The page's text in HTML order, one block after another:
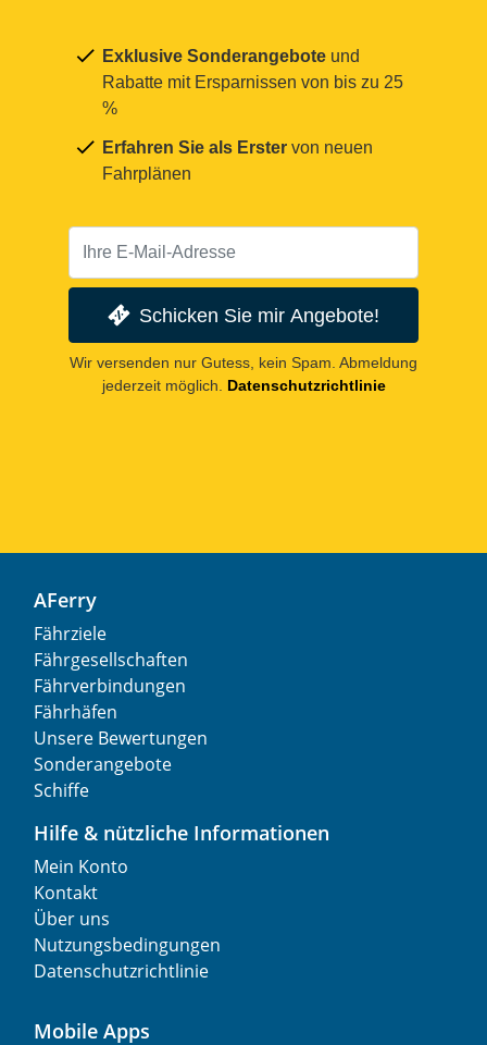
Exklusive Sonderangebote und
Rabatte mit Ersparnissen von bis zu 25
%
Erfahren Sie als Erster von neuen
Fahrplänen
Schicken Sie mir Angebote!
Wir versenden nur Gutess, kein Spam. Abmeldung
jederzeit möglich. Datenschutzrichtlinie
AFerry
Fährziele
Fährgesellschaften
Fährverbindungen
Fährhäfen
Unsere Bewertungen
Sonderangebote
Schiffe
Hilfe & nützliche Informationen
Mein Konto
Kontakt
Über uns
Nutzungsbedingungen
Datenschutzrichtlinie
Mobile Apps